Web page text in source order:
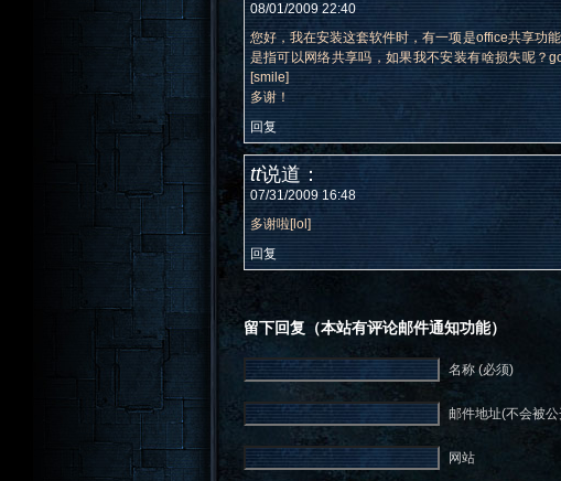
08/01/2009 22:40
您好，我在安装这套软件时，有一项是office共享功
是指可以网络共享吗，如果我不安装有啥损失呢？
[smile]
多谢！
回复
tt说道：
07/31/2009 16:48
多谢啦[lol]
回复
留下回复（本站有评论邮件通知功能）
名称 (必须)
邮件地址(不会被
网站